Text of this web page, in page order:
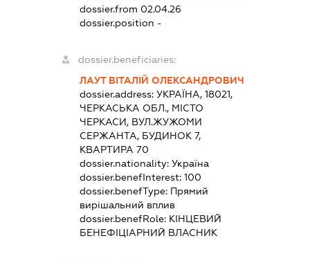
dossier.from 02.04.26
dossier.position -
dossier.beneficiaries:
ЛАУТ ВІТАЛІЙ ОЛЕКСАНДРОВИЧ
dossier.address:УКРАЇНА, 18021,
ЧЕРКАСЬКА ОБЛ., МІСТО
ЧЕРКАСИ, ВУЛ.ЖУЖОМИ
СЕРЖАНТА, БУДИНОК 7,
КВАРТИРА 70
dossier.nationality:Україна
dossier.benefInterest:100
dossier.benefType: Прямий
вирішальний вплив
dossier.benefRole: КІНЦЕВИЙ
БЕНЕФІЦІАРНИЙ ВЛАСНИК